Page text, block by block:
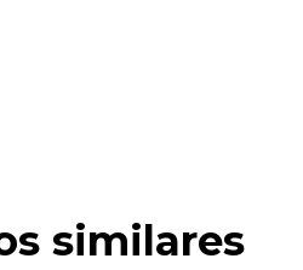
similares